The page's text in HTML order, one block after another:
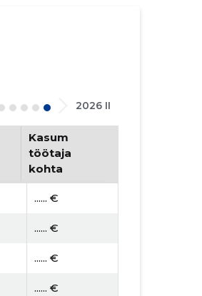
2026 II
Kasum
töötaja
kohta
...... €
...... €
...... €
...... €